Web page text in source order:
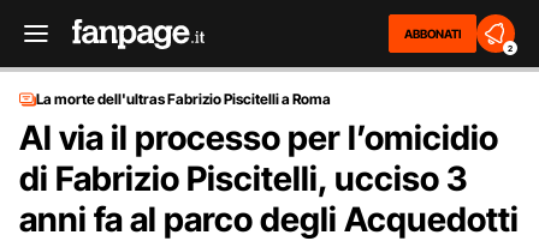
ABBONATI
2
La morte dell'ultras Fabrizio Piscitelli a Roma
Al via il processo per l’omicidio
di Fabrizio Piscitelli, ucciso 3
anni fa al parco degli Acquedotti